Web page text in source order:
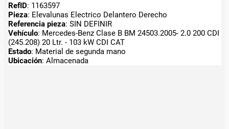
RefID: 1163597
Pieza: Elevalunas Electrico Delantero Derecho
Referencia pieza: SIN DEFINIR
Vehículo: Mercedes-Benz Clase B BM 24503.2005- 2.0 200 CDI
(245.208) 20 Ltr. - 103 kW CDI CAT
Estado: Material de segunda mano
Ubicación: Almacenada